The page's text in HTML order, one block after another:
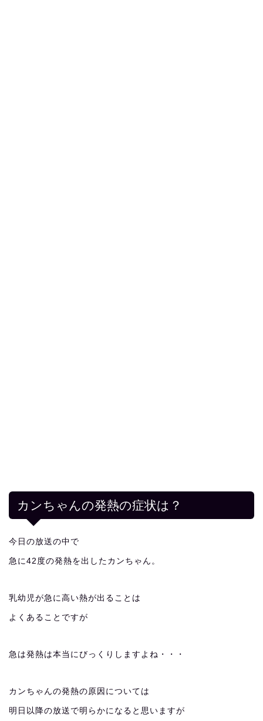
カンちゃんの発熱の症状は？
今日の放送の中で
急に42度の発熱を出したカンちゃん。
乳幼児が急に高い熱が出ることは
よくあることですが
急は発熱は本当にびっくりしますよね・・・
カンちゃんの発熱の原因については
明日以降の放送で明らかになると思いますが